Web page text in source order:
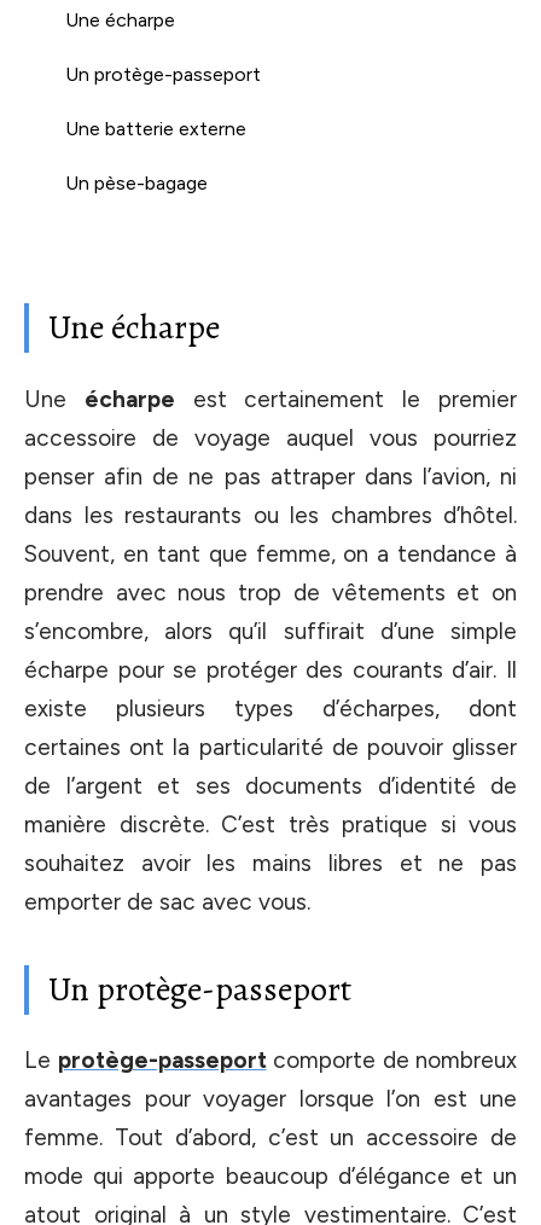
Une écharpe
Un protège-passeport
Une batterie externe
Un pèse-bagage
Une écharpe
Une écharpe est certainement le premier
accessoire de voyage auquel vous pourriez
penser afin de ne pas attraper dans l’avion, ni
dans les restaurants ou les chambres d’hôtel.
Souvent, en tant que femme, on a tendance à
prendre avec nous trop de vêtements et on
s’encombre, alors qu’il suffirait d’une simple
écharpe pour se protéger des courants d’air. Il
existe plusieurs types d’écharpes, dont
certaines ont la particularité de pouvoir glisser
de l’argent et ses documents d’identité de
manière discrète. C’est très pratique si vous
souhaitez avoir les mains libres et ne pas
emporter de sac avec vous.
Un protège-passeport
Le protège-passeportcomporte de nombreux
avantages pour voyager lorsque l’on est une
femme. Tout d’abord, c’est un accessoire de
mode qui apporte beaucoup d’élégance et un
atout original à un style vestimentaire. C’est